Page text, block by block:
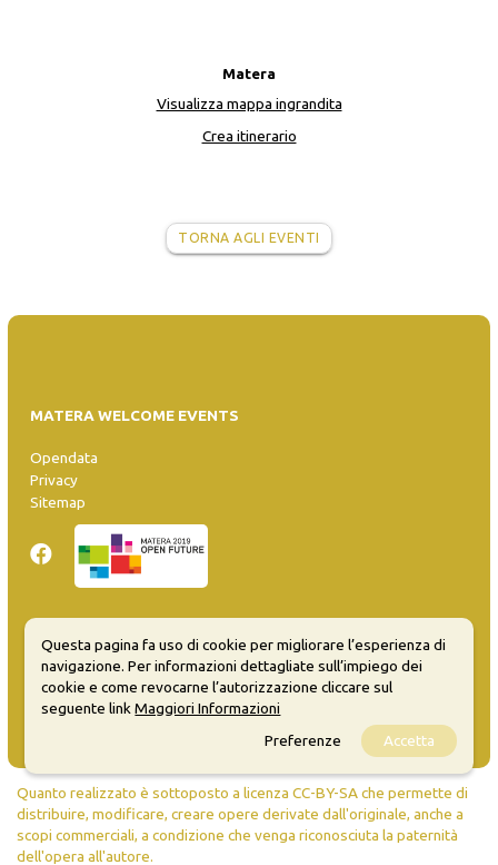
Matera
Visualizza mappa ingrandita
Crea itinerario
TORNA AGLI EVENTI
MATERA WELCOME EVENTS
Opendata
Privacy
Sitemap
Inserisci evento
Guida
FAQ
info@materaevents.it
Quanto realizzato è sottoposto a licenza CC-BY-SA che permette di
distribuire, modificare, creare opere derivate dall'originale, anche a
scopi commerciali, a condizione che venga riconosciuta la paternità
dell'opera all'autore.
Questa pagina fa uso di cookie per migliorare l’esperienza di
navigazione. Per informazioni dettagliate sull’impiego dei
cookie e come revocarne l’autorizzazione cliccare sul
seguente linkMaggiori Informazioni
Preferenze
Accetta